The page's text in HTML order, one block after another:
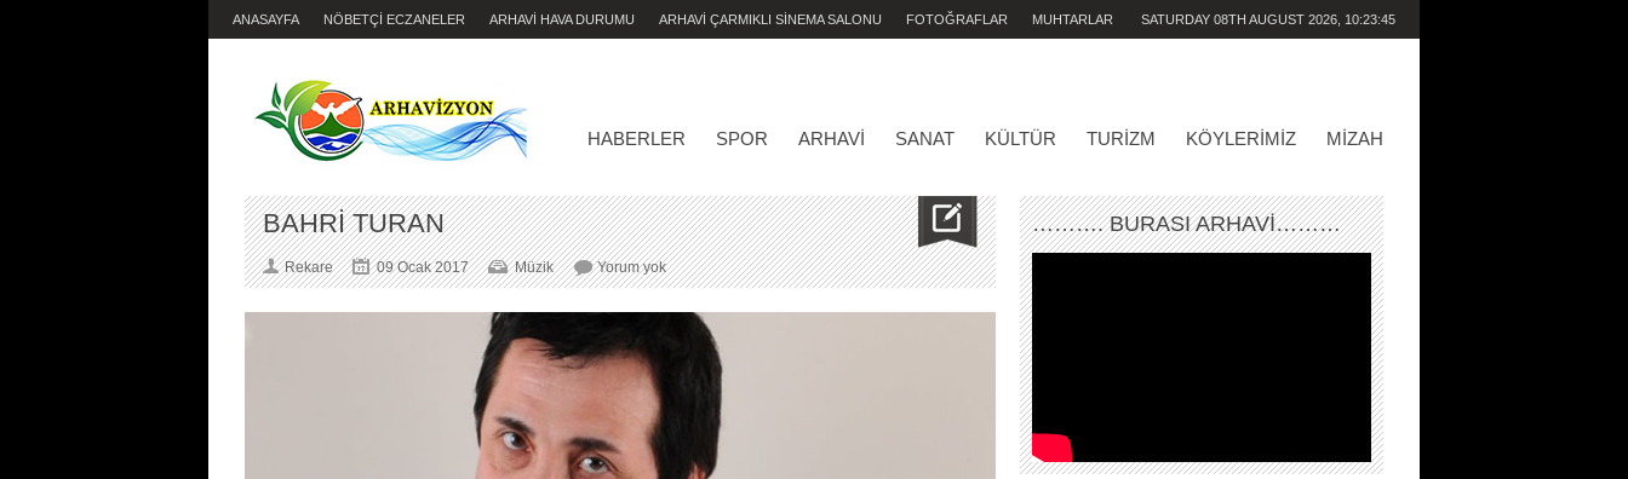
ANASAYFA NÖBETÇİ ECZANELER ARHAVİ HAVA DURUMU ARHAVİ ÇARMIKLI SİNEMA SALONU FOTOĞRAFLAR MUHTARLAR SATURDAY 08TH AUGUST 2026, 10:23:45
HABERLER SPOR ARHAVI SANAT KÜLTÜR TURIZM KÖYLERIMIZ MIZAH
BAHRİ TURAN
Rekare 09 Ocak 2017 Müzik Yorum yokBAHRİ
TURAN
………. BURASI ARHAVİ………